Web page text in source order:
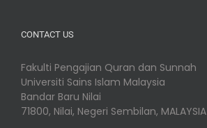
CONTACT US
Fakulti Pengajian Quran dan Sunnah
Universiti Sains Islam Malaysia
Bandar Baru Nilai
71800, Nilai, Negeri Sembilan, MALAYSIA